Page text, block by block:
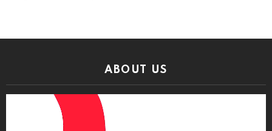
ABOUT US